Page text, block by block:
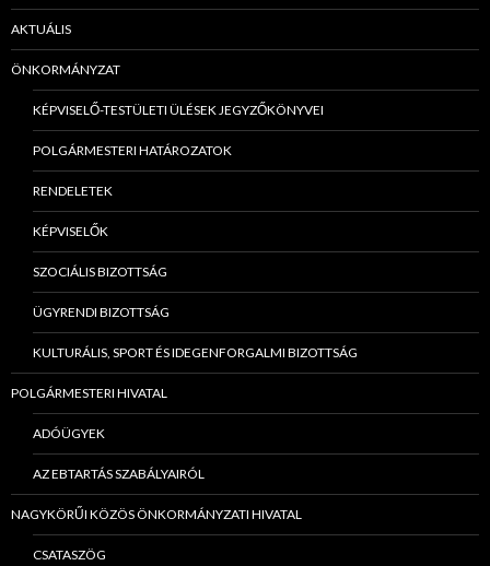
AKTUÁLIS
ÖNKORMÁNYZAT
KÉPVISELŐ-TESTÜLETI ÜLÉSEK JEGYZŐKÖNYVEI
POLGÁRMESTERI HATÁROZATOK
RENDELETEK
KÉPVISELŐK
SZOCIÁLIS BIZOTTSÁG
ÜGYRENDI BIZOTTSÁG
KULTURÁLIS, SPORT ÉS IDEGENFORGALMI BIZOTTSÁG
POLGÁRMESTERI HIVATAL
ADÓÜGYEK
AZ EBTARTÁS SZABÁLYAIRÓL
NAGYKÖRŰI KÖZÖS ÖNKORMÁNYZATI HIVATAL
CSATASZÖG